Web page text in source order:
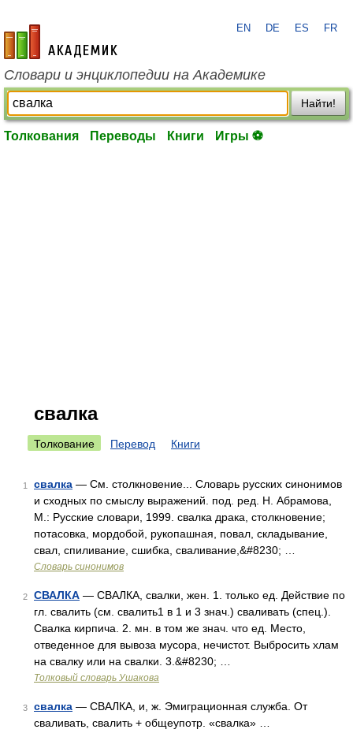
academic.ru
EN DE ES FR
Словари и энциклопедии на Академике
Найти!
Толкования Переводы Книги Игры ⚽
свалка
Толкование Перевод Книги
1 свалка — См. столкновение... Словарь русских синонимов
и сходных по смыслу выражений. под. ред. Н. Абрамова,
М.: Русские словари, 1999. свалка драка, столкновение;
потасовка, мордобой, рукопашная, повал, складывание,
свал, спиливание, сшибка, сваливание,&#8230; …
Словарь синонимов
2 СВАЛКА — СВАЛКА, свалки, жен. 1. только ед. Действие по
гл. свалить (см. свалить1 в 1 и 3 знач.) сваливать (спец.).
Свалка кирпича. 2. мн. в том же знач. что ед. Место,
отведенное для вывоза мусора, нечистот. Выбросить хлам
на свалку или на свалки. 3.&#8230; …
Толковый словарь Ушакова
3 свалка — СВАЛКА, и, ж. Эмиграционная служба. От
сваливать, свалить + общеупотр. «свалка» …